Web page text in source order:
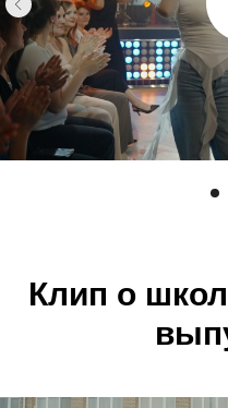
Клип о